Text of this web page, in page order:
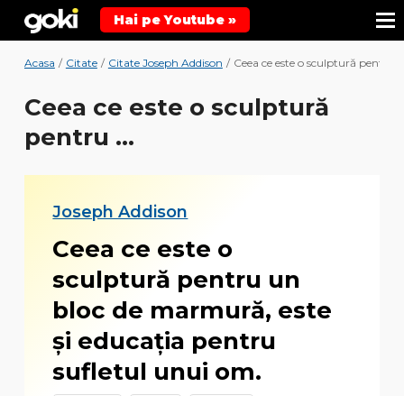
Hai pe Youtube »
Acasa / Citate / Citate Joseph Addison / Ceea ce este o sculptură pentru
Ceea ce este o sculptură
pentru ...
Joseph Addison
Ceea ce este o
sculptură pentru un
bloc de marmură, este
şi educaţia pentru
sufletul unui om.